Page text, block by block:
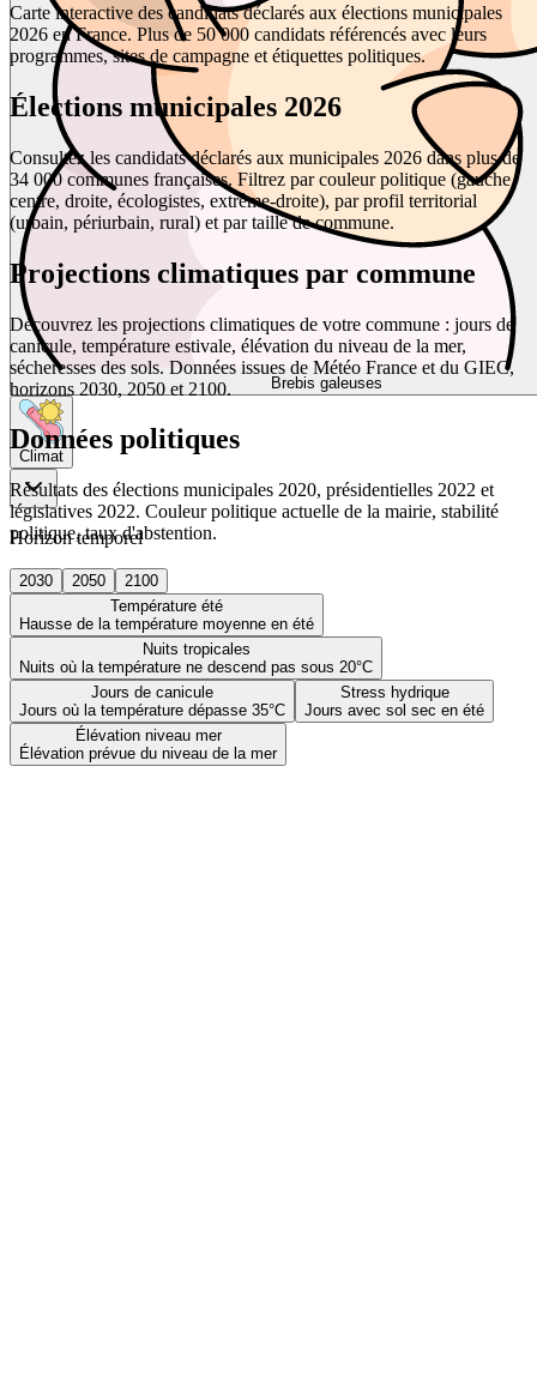
Brebis galeuses
Climat
Horizon temporel
2030 2050
2100
Température été
Hausse de la température moyenne en été
Nuits tropicales
Nuits où la température ne descend pas sous 20°C
Jours de canicule
Jours où la température dépasse 35°C
Stress hydrique
Jours avec sol sec en été
Élévation niveau mer
Élévation prévue du niveau de la mer
Carte interactive des candidats déclarés aux élections municipales
2026 en France. Plus de 50 000 candidats référencés avec leurs
programmes, sites de campagne et étiquettes politiques.
Élections municipales 2026
Consultez les candidats déclarés aux municipales 2026 dans plus de
34 000 communes françaises. Filtrez par couleur politique (gauche,
centre, droite, écologistes, extrême-droite), par profil territorial
(urbain, périurbain, rural) et par taille de commune.
Projections climatiques par commune
Découvrez les projections climatiques de votre commune : jours de
canicule, température estivale, élévation du niveau de la mer,
sécheresses des sols. Données issues de Météo France et du GIEC,
horizons 2030, 2050 et 2100.
Données politiques
Résultats des élections municipales 2020, présidentielles 2022 et
législatives 2022. Couleur politique actuelle de la mairie, stabilité
politique, taux d'abstention.